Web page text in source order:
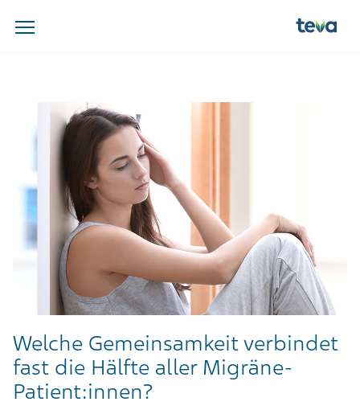
Welche Gemeinsamkeit verbindet
fast die Hälfte aller Migräne-
Patient:innen?